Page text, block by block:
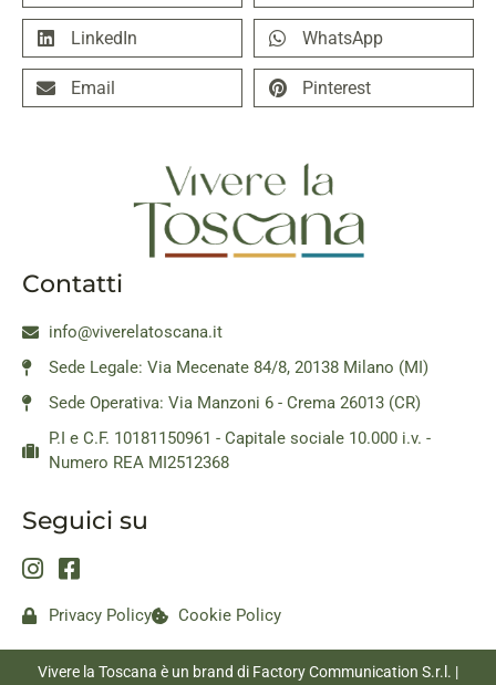
LinkedIn WhatsApp
Email Pinterest
Contatti
info@viverelatoscana.it
Sede Legale: Via Mecenate 84/8, 20138 Milano (MI)
Sede Operativa: Via Manzoni 6 - Crema 26013 (CR)
P.I e C.F. 10181150961 - Capitale sociale 10.000 i.v. -
Numero REA MI2512368
Seguici su
Privacy Policy Cookie Policy
Vivere la Toscana è un brand di Factory Communication S.r.l. |